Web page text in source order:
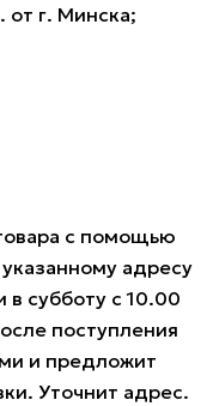
от г. Минска;
с помощью
адресу
субботу с 10.00
поступления
и предложит
Уточнит адрес.